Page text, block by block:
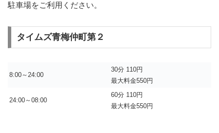
駐車場をご利用ください。
タイムズ青梅仲町第２
8:00～24:00
30分 110円
最大料金550円
24:00～08:00
60分 110円
最大料金550円